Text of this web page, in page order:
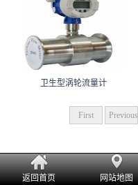
卫生型涡轮流量计
First Previous
返回首页 网站地图